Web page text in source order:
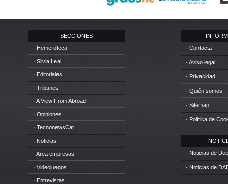
SECCIONES
· Hemeroteca
· Silvia Leal
· Editoriales
· Tribunes
· A View From Abroad
· Opiniones
· TecnonewsCat
· Noticias
· Area empresas
· Videojuegos
· Entrevistas
· Contacta
· Aviso legal
· Privacidad
· Quién somos
· Sitemap
· Política de
· Noticias de
· Noticias de